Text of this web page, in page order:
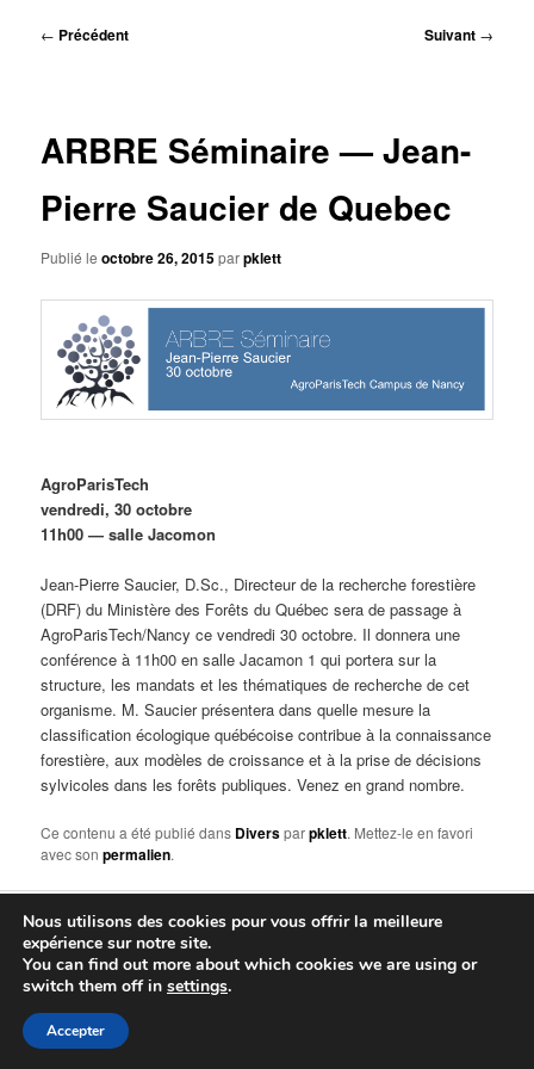
Navigation
← Précédent Suivant →
ARBRE Séminaire — Jean-
Pierre Saucier de Quebec
Publié leoctobre 26, 2015parpklett
AgroParisTech
vendredi, 30 octobre
11h00 — salle Jacomon
Jean-Pierre Saucier, D.Sc., Directeur de la recherche forestière
(DRF) du Ministère des Forêts du Québec sera de passage à
AgroParisTech/Nancy ce vendredi 30 octobre. Il donnera une
conférence à 11h00 en salle Jacamon 1 qui portera sur la
structure, les mandats et les thématiques de recherche de cet
organisme. M. Saucier présentera dans quelle mesure la
classification écologique québécoise contribue à la connaissance
forestière, aux modèles de croissance et à la prise de décisions
sylvicoles dans les forêts publiques. Venez en grand nombre.
Ce contenu a été publié dans Diversparpklett. Mettez-le en favori
avec sonpermalien.
Fièrement propulsé par WordPress
Connexion
Nous utilisons des cookies pour vous offrir la meilleure
expérience sur notre site.
You can find out more about which cookies we are using or
switch them off in settings.
Accepter